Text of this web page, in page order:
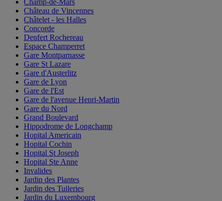
Champ-de-Mars
Château de Vincennes
Châtelet - les Halles
Concorde
Denfert Rochereau
Espace Champerret
Gare Montparnasse
Gare St Lazare
Gare d'Austerlitz
Gare de Lyon
Gare de l'Est
Gare de l'avenue Henri-Martin
Gare du Nord
Grand Boulevard
Hippodrome de Longchamp
Hopital Americain
Hopital Cochin
Hopital St Joseph
Hopital Ste Anne
Invalides
Jardin des Plantes
Jardin des Tuileries
Jardin du Luxembourg